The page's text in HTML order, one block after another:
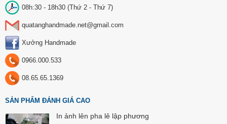
08h:30 - 18h30 (Thứ 2 - Thứ 7)
quatanghandmade.net@gmail.com
Xưởng Handmade
0966.000.533
08.65.65.1369
SẢN PHẨM ĐÁNH GIÁ CAO
In ảnh lên pha lê lập phương